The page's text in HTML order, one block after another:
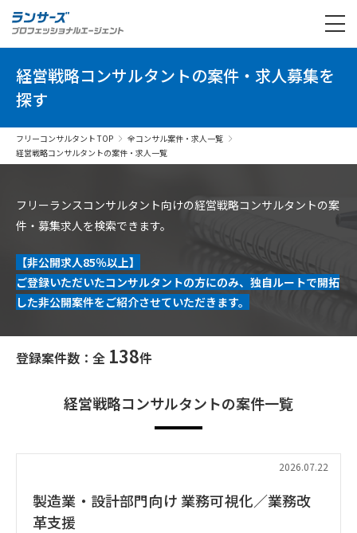
経営戦略コンサルタントの案件・求人募集を
探す
フリーコンサルタント TOP
全コンサル案件・求人一覧
経営戦略コンサルタントの案件・求人一覧
フリーランスコンサルタント向けの経営戦略コンサルタントの案
件・募集求人を検索できます。
【非公開求人85％以上】
ご登録いただいたコンサルタントの方にのみ、独自ルートで開拓
した非公開案件をご紹介させていただきます。
登録案件数：全 138件
経営戦略コンサルタントの案件一覧
2026.07.22
製造業・設計部門向け 業務可視化／業務改
革支援